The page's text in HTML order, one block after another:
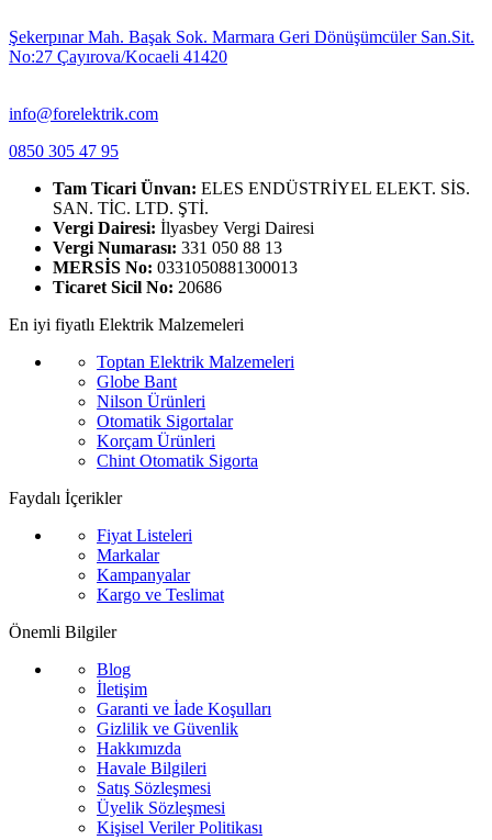
Şekerpınar Mah. Başak Sok. Marmara Geri Dönüşümcüler San.Sit.
No:27 Çayırova/Kocaeli 41420
info@forelektrik.com
0850 305 47 95
Tam Ticari Ünvan: ELES ENDÜSTRİYEL ELEKT. SİS.
SAN. TİC. LTD. ŞTİ.
Vergi Dairesi: İlyasbey Vergi Dairesi
Vergi Numarası: 331 050 88 13
MERSİS No: 0331050881300013
Ticaret Sicil No: 20686
En iyi fiyatlı Elektrik Malzemeleri
Toptan Elektrik Malzemeleri
Globe Bant
Nilson Ürünleri
Otomatik Sigortalar
Korçam Ürünleri
Chint Otomatik Sigorta
Faydalı İçerikler
Fiyat Listeleri
Markalar
Kampanyalar
Kargo ve Teslimat
Önemli Bilgiler
Blog
İletişim
Garanti ve İade Koşulları
Gizlilik ve Güvenlik
Hakkımızda
Havale Bilgileri
Satış Sözleşmesi
Üyelik Sözleşmesi
Kişisel Veriler Politikası